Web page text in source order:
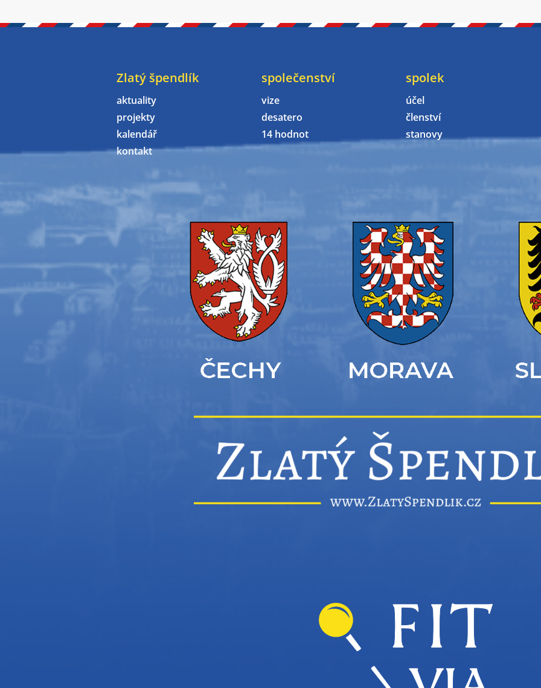
Zlatý špendlík
aktuality
projekty
kalendář
kontakt
společenství
vize
desatero
14 hodnot
spolek
účel
členství
stanovy